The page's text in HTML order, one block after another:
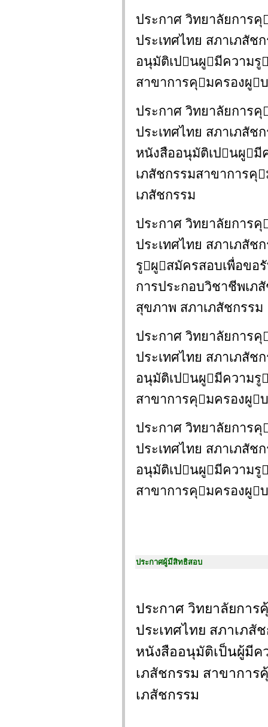
ประกาศ วิทยาลัยการ
ประเทศไทย สภาเภสั
อนุมัติเปนผูมีความรู
สาขาการคุมครองผู
ประกาศ วิทยาลัยการ
ประเทศไทย สภาเภสั
หนังสืออนุมัติเปนผู
เภสัชกรรมสาขาการคุ
เภสัชกรรม
ประกาศ วิทยาลัยการ
ประเทศไทย สภาเภสั
รูผูสมัครสอบเพื่อข
การประกอบวิชาชีพเภ
สุขภาพ สภาเภสัชกรรม
ประกาศ วิทยาลัยการ
ประเทศไทย สภาเภสั
อนุมัติเปนผูมีความรู
สาขาการคุมครองผู
ประกาศ วิทยาลัยการ
ประเทศไทย สภาเภสั
อนุมัติเปนผูมีความรู
สาขาการคุมครองผู
ประกาศผู้มีสิทธิสอบ
ประกาศ วิทยาลัยกา
ประเทศไทย สภาเภสั
หนังสืออนุมัติเป็นผู้มี
เภสัชกรรม สาขากา
เภสัชกรรม